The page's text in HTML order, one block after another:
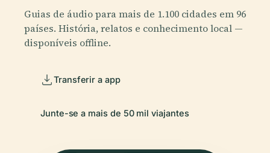
Guias de áudio para mais de 1.100 cidades em 96
países. História, relatos e conhecimento local —
disponíveis offline.
Transferir a app
Junte-se a mais de 50 mil viajantes